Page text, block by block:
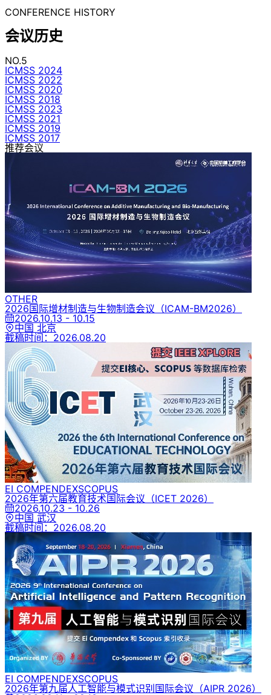
CONFERENCE HISTORY
会议历史
NO.5
ICMSS 2024
ICMSS 2022
ICMSS 2020
ICMSS 2018
ICMSS 2023
ICMSS 2021
ICMSS 2019
ICMSS 2017
推荐会议
OTHER
2026国际增材制造与生物制造会议 （ICAM-BM2026）
2026.10.13 - 10.15
中国 北京
截稿时间： 2026.08.20
EI COMPENDEXSCOPUS
2026年第六届教育技术国际会议 （ICET 2026）
2026.10.23 - 10.26
中国 武汉
截稿时间： 2026.08.20
EI COMPENDEXSCOPUS
2026年第九届人工智能与模式识别国际会议 （AIPR 2026）